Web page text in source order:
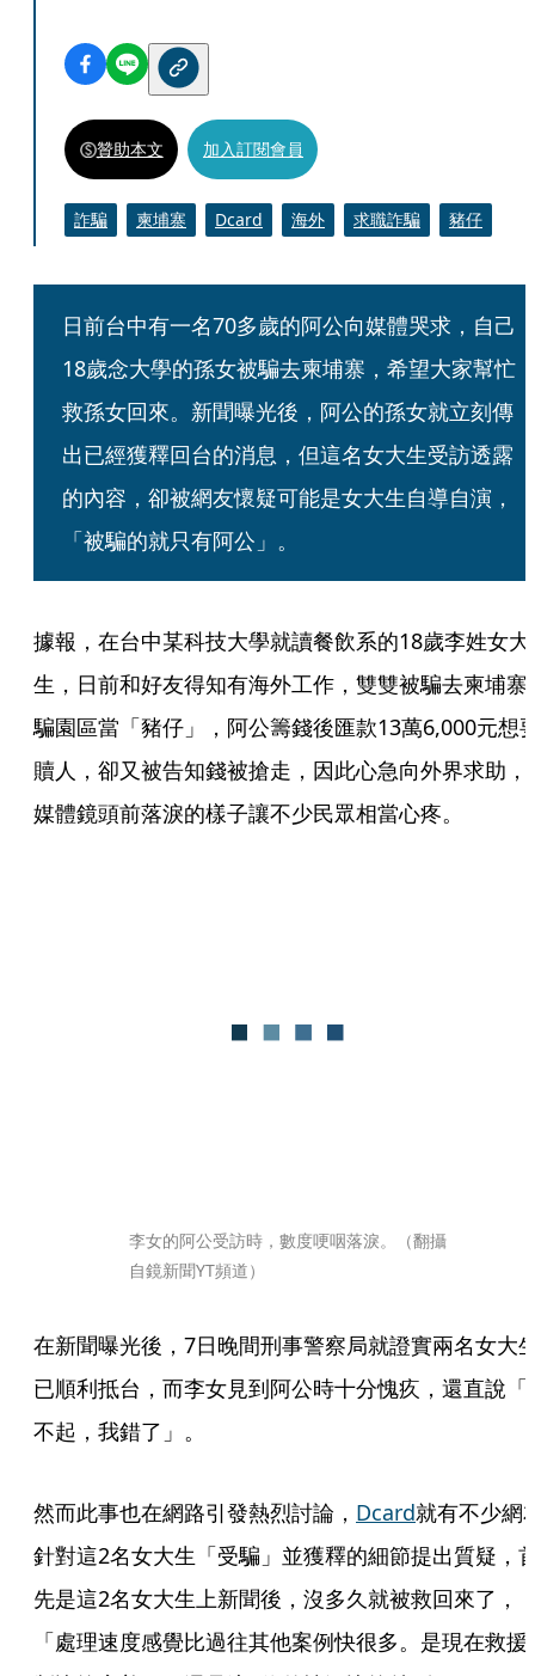
贊助本文 加入訂閱會員
詐騙 柬埔寨 Dcard 海外 求職詐騙 豬仔
日前台中有一名70多歲的阿公向媒體哭求，自己
18歲念大學的孫女被騙去柬埔寨，希望大家幫忙
救孫女回來。新聞曝光後，阿公的孫女就立刻傳
出已經獲釋回台的消息，但這名女大生受訪透露
的內容，卻被網友懷疑可能是女大生自導自演，
「被騙的就只有阿公」。
據報，在台中某科技大學就讀餐飲系的18歲李姓女大
生，日前和好友得知有海外工作，雙雙被騙去柬埔寨
騙園區當「豬仔」，阿公籌錢後匯款13萬6,000元想
贖人，卻又被告知錢被搶走，因此心急向外界求助，
媒體鏡頭前落淚的樣子讓不少民眾相當心疼。
李女的阿公受訪時，數度哽咽落淚。（翻攝
自鏡新聞YT頻道）
在新聞曝光後，7日晚間刑事警察局就證實兩名女大
已順利抵台，而李女見到阿公時十分愧疚，還直說「
不起，我錯了」。
然而此事也在網路引發熱烈討論， Dcard就有不少網
針對這2名女大生「受騙」並獲釋的細節提出質疑，
先是這2名女大生上新聞後，沒多久就被救回來了，
「處理速度感覺比過往其他案例快很多。是現在救援